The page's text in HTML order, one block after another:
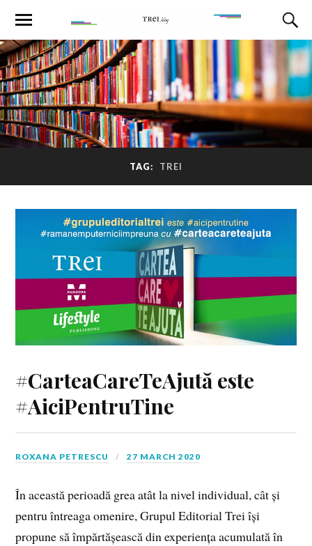
TAG: TREI
#CarteaCareTeAjută este
#AiciPentruTine
ROXANA PETRESCU 27 MARCH 2020
În această perioadă grea atât la nivel individual, cât și
pentru întreaga omenire, Grupul Editorial Trei își
propune să împărtășească din experiența acumulată în